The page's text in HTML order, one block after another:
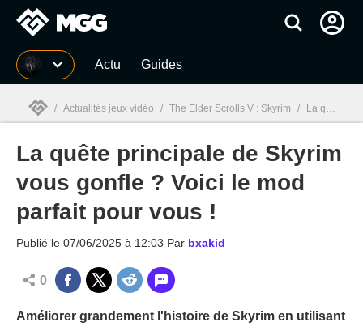
MGG Actu Guides
MGG
/ Actualités jeux vidéo / The Elder Scrolls V : Skyrim / La quête principale de Skyrim vous gonfle ? Voici le mod parfait pour vous !
La quête principale de Skyrim
vous gonfle ? Voici le mod
parfait pour vous !
Publié le 07/06/2025 à 12:03 Par bxakid
0
Améliorer grandement l'histoire de Skyrim en utilisant